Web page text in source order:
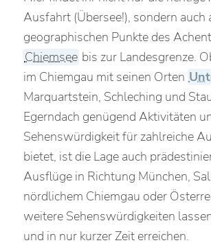
Ausfahrt (Übersee!), sondern
geographischen Punkte des
Chiemsee bis zur Landesgrenze.
im Chiemgau mit seinen Orten
Marquartstein, Schleching und
Egerndach genügend Aktivitäten
Sehenswürdigkeit für zahlreiche
bietet, ist die Lage auch
Ausflüge in Richtung München,
nördlichem Chiemgau oder
weitere Sehenswürdigkeiten
und in nur kurzer Zeit erreichen.